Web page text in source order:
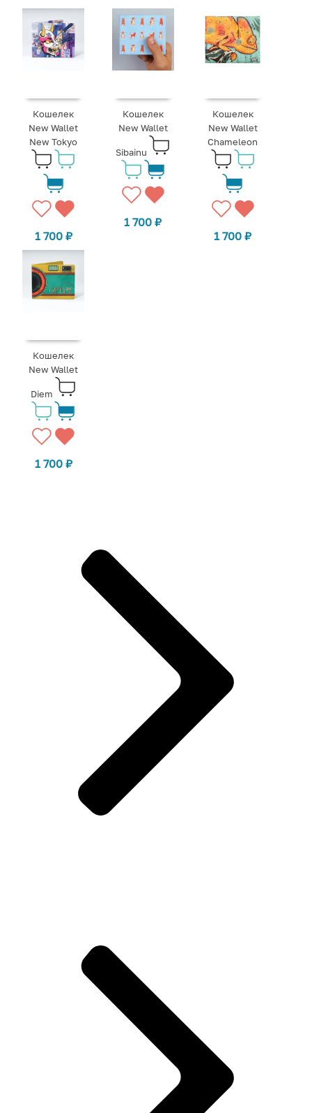
Кошелек
New Wallet
New Tokyo
1 700 ₽
Кошелек
New Wallet
Sibainu
1 700₽
Кошелек
New Wallet
Chameleon
1 700₽
Кошелек
New Wallet
Diem
1 700 ₽